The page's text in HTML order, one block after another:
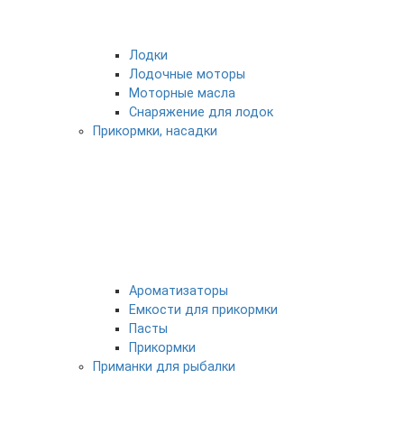
Лодки
Лодочные моторы
Моторные масла
Снаряжение для лодок
Прикормки, насадки
Ароматизаторы
Емкости для прикормки
Пасты
Прикормки
Приманки для рыбалки